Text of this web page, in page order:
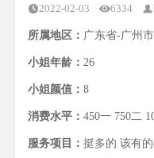
2022-02-03 6334
所属地区： 广东省-广州市
小姐年龄： 26
小姐颜值： 8
消费水平： 450一 750二
服务项目： 挺多的 该有